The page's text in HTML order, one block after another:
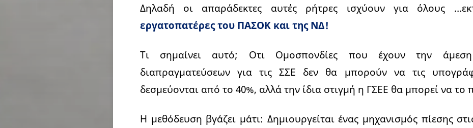
Δηλαδή οι απαράδεκτες αυτές ρήτρες ισχύουν για όλους
εργατοπατέρες του ΠΑΣΟΚ και της ΝΔ!
Τι σημαίνει αυτό; Οτι Ομοσπονδίες που έχουν την
διαπραγματεύσεων για τις ΣΣΕ δεν θα μπορούν να τις
δεσμεύονται από το 40%, αλλά την ίδια στιγμή η ΓΣΕΕ θα μπορεί να το
Η μεθόδευση βγάζει μάτι: Δημιουργείται ένας μηχανισμός πίεσης